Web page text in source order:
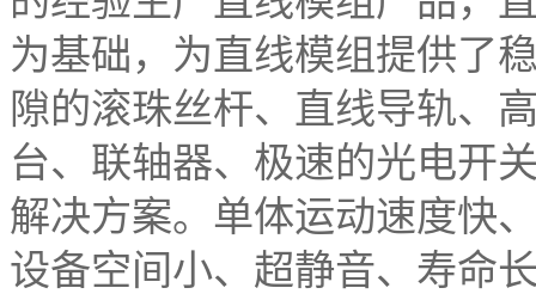
为基础，为直线模组提供了
隙的滚珠丝杆、直线导轨、
台、联轴器、极速的光电开
解决方案。单体运动速度快
设备空间小、超静音、寿命